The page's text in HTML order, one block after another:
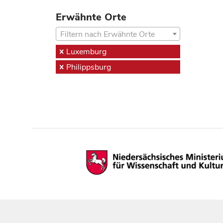
Erwähnte Orte
Filtern nach Erwähnte Orte
Luxemburg
Philippsburg